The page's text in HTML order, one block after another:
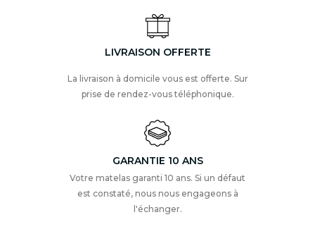
LIVRAISON OFFERTE
La livraison à domicile vous est offerte. Sur
prise de rendez-vous téléphonique.
GARANTIE 10 ANS
Votre matelas garanti 10 ans. Si un défaut
est constaté, nous nous engageons à
l'échanger.